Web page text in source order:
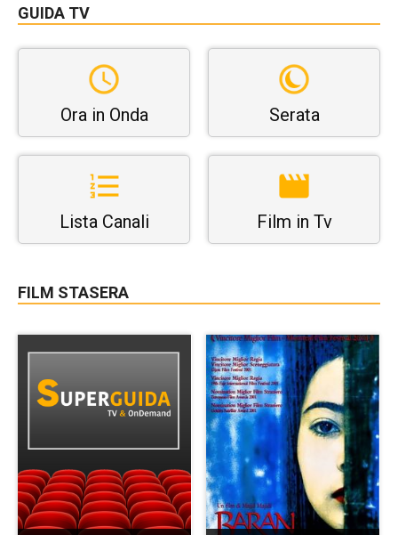
GUIDA TV
Ora in Onda Serata
Lista Canali Film in Tv
FILM STASERA